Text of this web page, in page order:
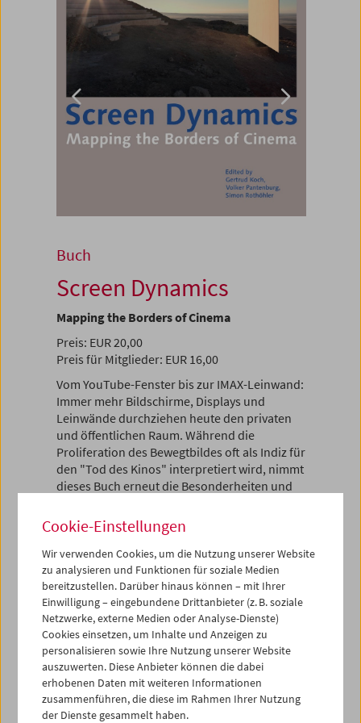
Buch
Screen Dynamics
Mapping the Borders of Cinema
Preis: EUR 20,00
Preis für Mitglieder: EUR 16,00
Vom YouTube-Fenster bis zur IMAX-Leinwand:
Immer mehr Bildschirme, Displays und
Leinwände durchziehen heute den privaten
und öffentlichen Raum. Während die
Proliferation des Bewegtbildes oft als Indiz für
den "Tod des Kinos" interpretiert wird, nimmt
dieses Buch erneut die Besonderheiten und
Zentrum stehen die Position des
Kinozuschauers ebenso wie die
Transformationen des Kinos angesichts
digitaler Distributionsformen, die Aneignung
des Experimentalfilms durch installative
Kunstformen und die Ästhetik des HD-Bildes.
Weitere Beiträge untersuchen, auf welche
Weise das Kino mit den übrigen Künsten und
Medien wie Theater und Fernsehen
interagiert, und welche Herausforderungen
die momentane Situation für die Filmtheorie
mit sich bringt.
Cookie-Einstellungen
Wir verwenden Cookies, um die Nutzung unserer Website
zu analysieren und Funktionen für soziale Medien
bereitzustellen. Darüber hinaus können – mit Ihrer
Einwilligung – eingebundene Drittanbieter (z. B. soziale
Netzwerke, externe Medien oder Analyse-Dienste)
Cookies einsetzen, um Inhalte und Anzeigen zu
personalisieren sowie Ihre Nutzung unserer Website
auszuwerten. Diese Anbieter können die dabei
erhobenen Daten mit weiteren Informationen
zusammenführen, die diese im Rahmen Ihrer Nutzung
der Dienste gesammelt haben.